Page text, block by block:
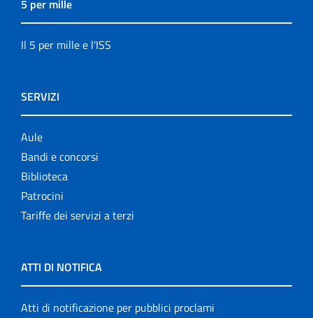
5 per mille
Il 5 per mille e l'ISS
SERVIZI
Aule
Bandi e concorsi
Biblioteca
Patrocini
Tariffe dei servizi a terzi
ATTI DI NOTIFICA
Atti di notificazione per pubblici proclami